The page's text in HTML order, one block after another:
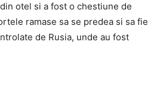
otel si a fost o chestiune de
ramase sa se predea si sa fie
de Rusia, unde au fost